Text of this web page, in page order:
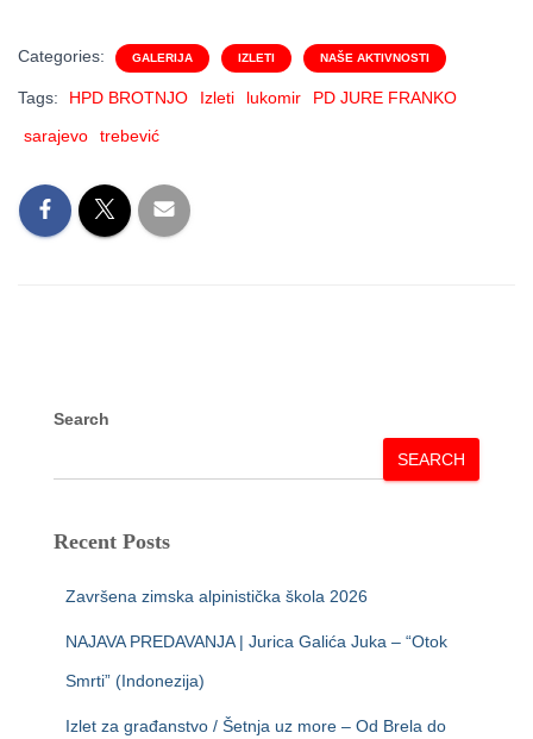
Categories: GALERIJA IZLETI NAŠE AKTIVNOSTI
Tags: HPD BROTNJO Izleti lukomir
PD JURE FRANKO
sarajevo
trebević
Search
SEARCH
Recent Posts
Završena zimska alpinistička škola 2026
NAJAVA PREDAVANJA | Jurica Galića Juka – “Otok
Smrti” (Indonezija)
Izlet za građanstvo / Šetnja uz more – Od Brela do